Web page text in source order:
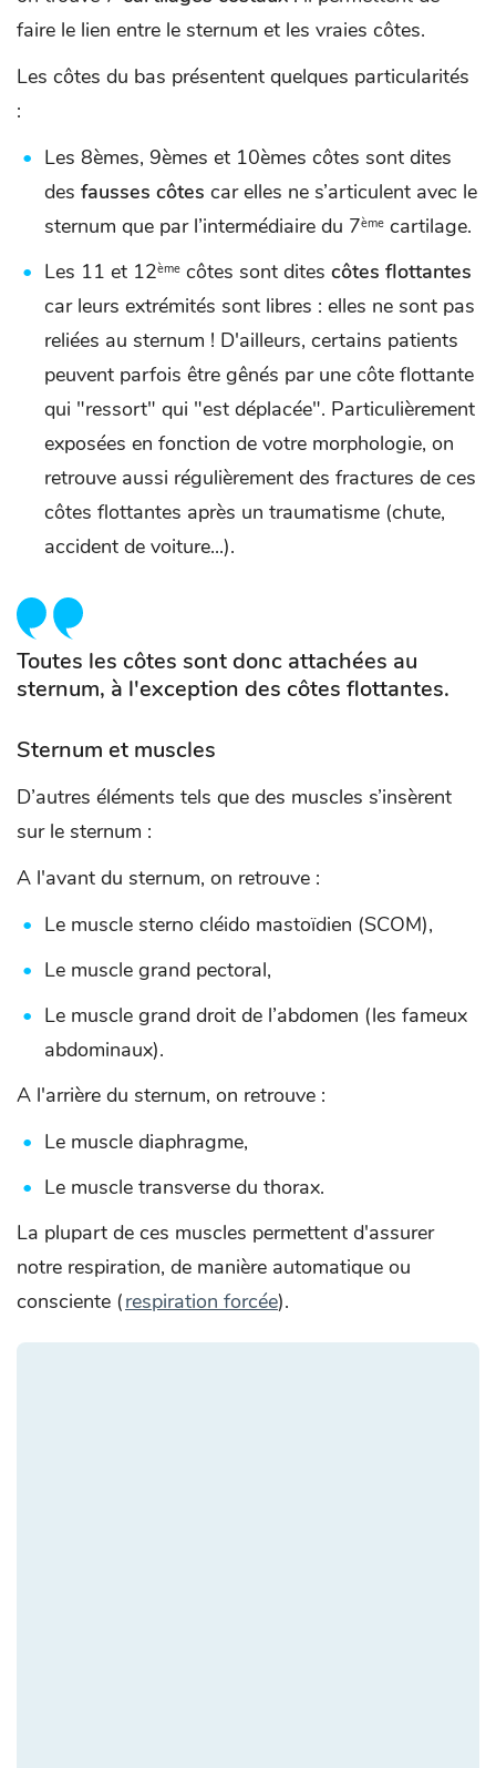
faire le lien entre le sternum et les vraies côtes.
Les côtes du bas présentent quelques particularités
:
Les 8èmes, 9èmes et 10èmes côtes sont dites
des fausses côtes car elles ne s’articulent avec le
sternum que par l’intermédiaire du 7ème cartilage.
Les 11 et 12ème côtes sont dites côtes flottantes
car leurs extrémités sont libres : elles ne sont pas
reliées au sternum ! D'ailleurs, certains patients
peuvent parfois être gênés par une côte flottante
qui "ressort" qui "est déplacée". Particulièrement
exposées en fonction de votre morphologie, on
retrouve aussi régulièrement des fractures de ces
côtes flottantes après un traumatisme (chute,
accident de voiture...).
Toutes les côtes sont donc attachées au
sternum, à l'exception des côtes flottantes.
Sternum et muscles
D’autres éléments tels que des muscles s’insèrent
sur le sternum :
A l'avant du sternum, on retrouve :
Le muscle sterno cléido mastoïdien (SCOM),
Le muscle grand pectoral,
Le muscle grand droit de l’abdomen (les fameux
abdominaux).
A l'arrière du sternum, on retrouve :
Le muscle diaphragme,
Le muscle transverse du thorax.
La plupart de ces muscles permettent d'assurer
notre respiration, de manière automatique ou
consciente (respiration forcée).